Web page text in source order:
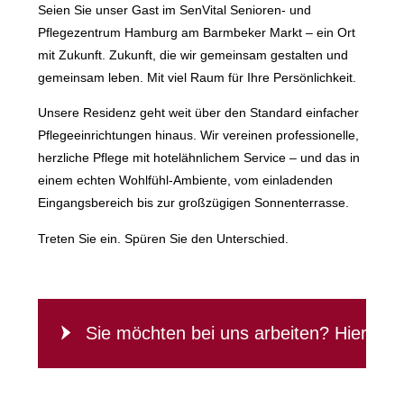
Seien Sie unser Gast im SenVital Senioren- und
Pflegezentrum Hamburg am Barmbeker Markt – ein Ort
mit Zukunft. Zukunft, die wir gemeinsam gestalten und
gemeinsam leben. Mit viel Raum für Ihre Persönlichkeit.
Unsere Residenz geht weit über den Standard einfacher
Pflegeeinrichtungen hinaus. Wir vereinen professionelle,
herzliche Pflege mit hotelähnlichem Service – und das in
einem echten Wohlfühl-Ambiente, vom einladenden
Eingangsbereich bis zur großzügigen Sonnenterrasse.
Treten Sie ein. Spüren Sie den Unterschied.
Sie möchten bei uns arbeiten? Hier